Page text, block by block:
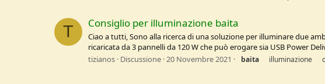
T Consiglio per illuminazione baita
Ciao a tutti, Sono alla ricerca di una soluzione per illuminare due
ricaricata da 3 pannelli da 120 W che può erogare sia USB Power
tizianos Discussione 20 Novembre 2021 baita illuminazione